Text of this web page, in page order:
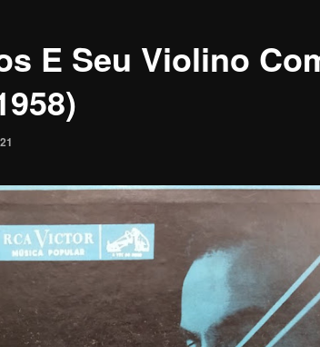
E Seu Violino